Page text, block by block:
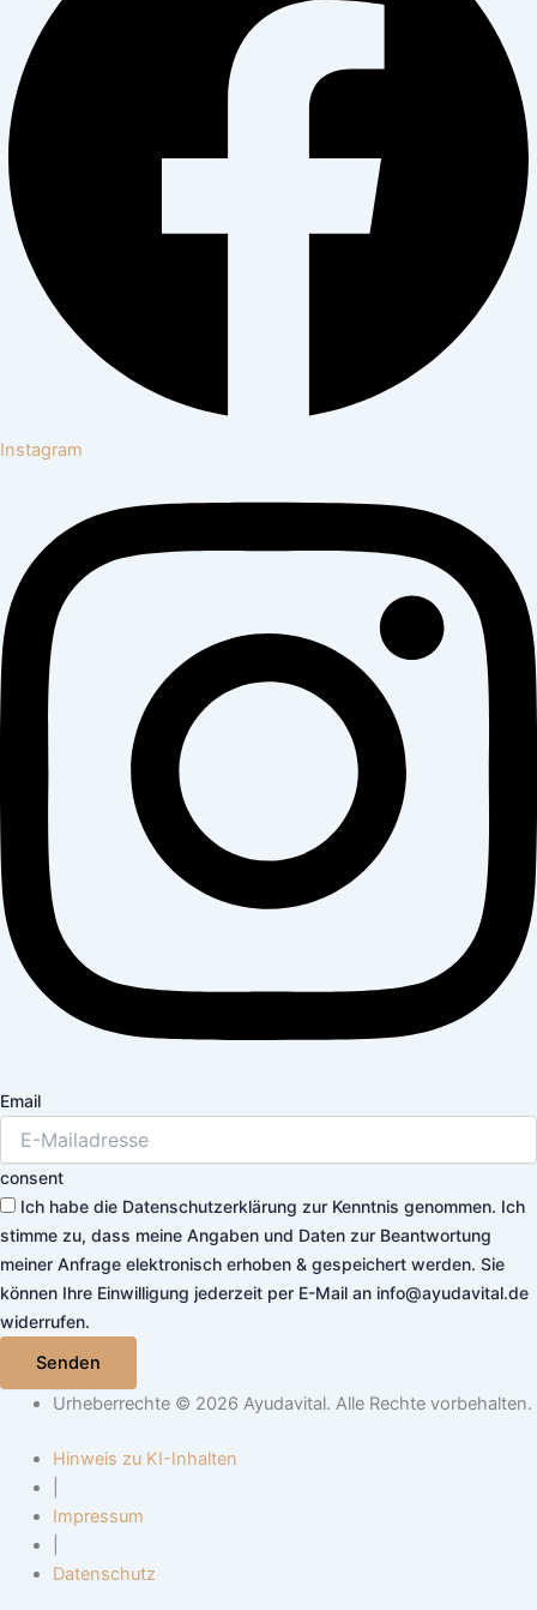
Instagram
Email
consent
Ich habe die Datenschutzerklärung zur Kenntnis genommen. Ich
stimme zu, dass meine Angaben und Daten zur Beantwortung
meiner Anfrage elektronisch erhoben & gespeichert werden. Sie
können Ihre Einwilligung jederzeit per E-Mail an info@ayudavital.de
widerrufen.
Senden
Urheberrechte © 2026 Ayudavital. Alle Rechte vorbehalten.
Hinweis zu KI-Inhalten
Impressum
Datenschutz